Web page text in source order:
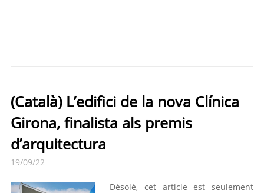
(Català) L’edifici de la nova Clínica
Girona, finalista als premis
d’arquitectura
19/09/22
Désolé, cet article est seulement